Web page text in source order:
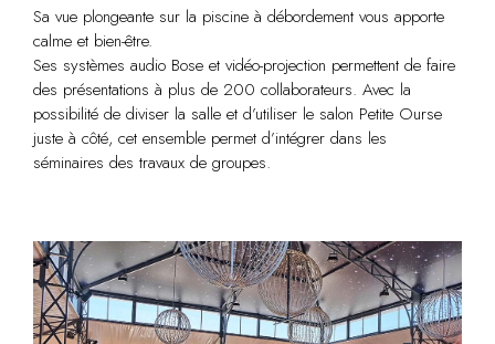
Sa vue plongeante sur la piscine à débordement vous apporte
calme et bien-être.
Ses systèmes audio Bose et vidéo-projection permettent de faire
des présentations à plus de 200 collaborateurs. Avec la
possibilité de diviser la salle et d’utiliser le salon Petite Ourse
juste à côté, cet ensemble permet d’intégrer dans les
séminaires des travaux de groupes.